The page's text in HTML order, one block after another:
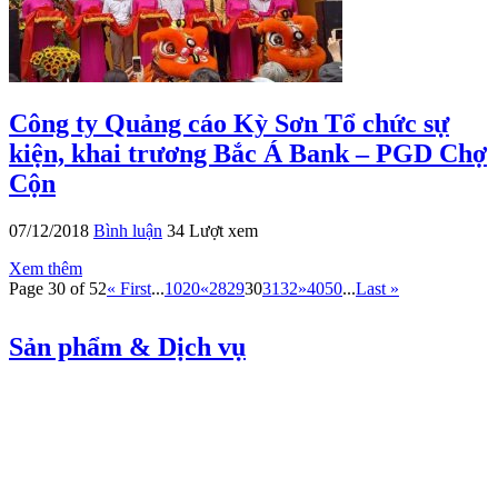
Công ty Quảng cáo Kỳ Sơn Tổ chức sự
kiện, khai trương Bắc Á Bank – PGD Chợ
Cộn
07/12/2018 Bình luận 34 Lượt xem
Xem thêm
Page 30 of 52« First...1020«2829303132»4050...Last »
Sản phẩm & Dịch vụ